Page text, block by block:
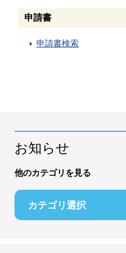
申請書
申請書検索
お知らせ
他のカテゴリを見る
カテゴリ選択